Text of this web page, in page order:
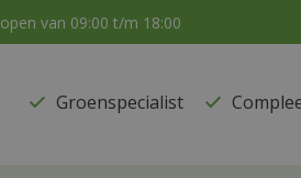
van 09:00 t/m 18:00
Groenspecialist